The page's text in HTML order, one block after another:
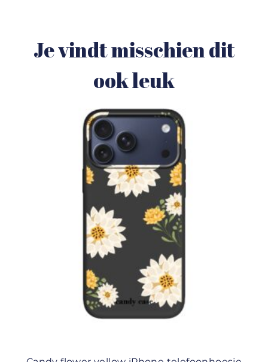
Je vindt misschien dit
ook leuk